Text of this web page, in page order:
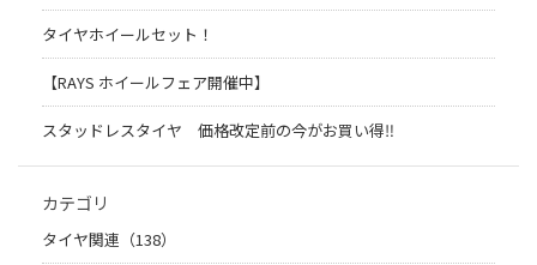
タイヤホイールセット！
【RAYS ホイールフェア開催中】
スタッドレスタイヤ 価格改定前の今がお買い得‼️
カテゴリ
タイヤ関連（138）